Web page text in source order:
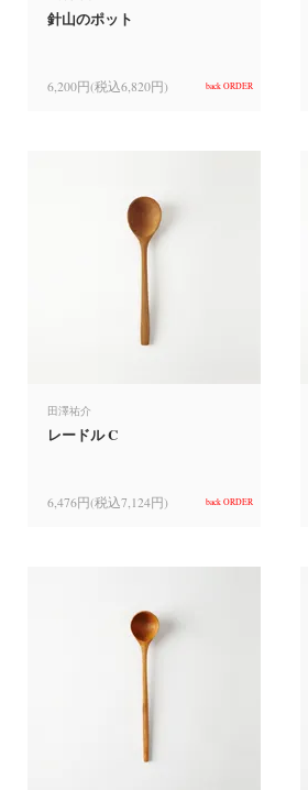
針山のポット
6,200円(税込6,820円) back ORDER
田澤祐介
レードル C
6,476円(税込7,124円) back ORDER